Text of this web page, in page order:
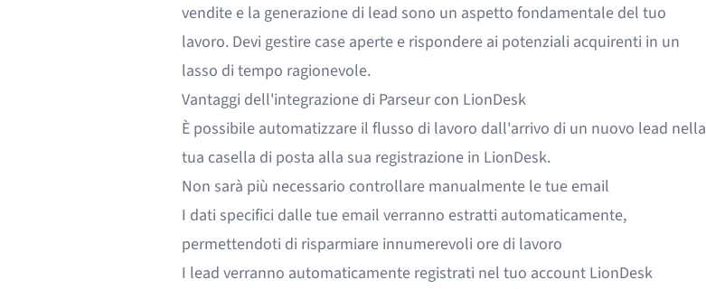
vendite e la generazione di lead sono un aspetto fondamentale del tuo
lavoro. Devi gestire case aperte e rispondere ai potenziali acquirenti in un
lasso di tempo ragionevole.
Vantaggi dell'integrazione di Parseur con LionDesk
È possibile automatizzare il flusso di lavoro dall'arrivo di un nuovo lead nella
tua casella di posta alla sua registrazione in LionDesk.
Non sarà più necessario controllare manualmente le tue email
I dati specifici dalle tue email verranno estratti automaticamente,
permettendoti di risparmiare innumerevoli ore di lavoro
I lead verranno automaticamente registrati nel tuo account LionDesk